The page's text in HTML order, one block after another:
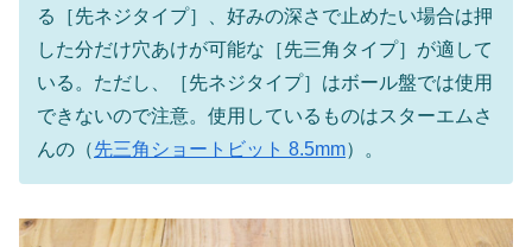
る［先ネジタイプ］、好みの深さで止めたい場合は押
した分だけ穴あけが可能な［先三角タイプ］が適して
いる。ただし、［先ネジタイプ］はボール盤では使用
できないので注意。使用しているものはスターエムさ
んの（先三角ショートビット 8.5mm）。